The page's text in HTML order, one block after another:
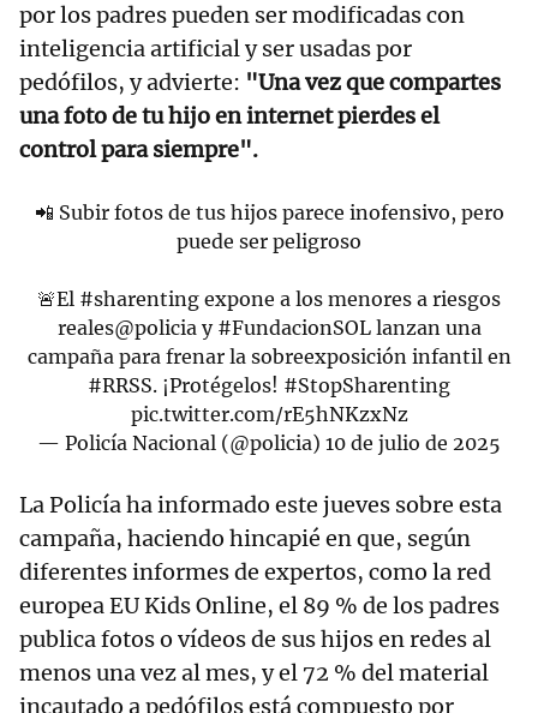
por los padres pueden ser modificadas con
inteligencia artificial y ser usadas por
pedófilos, y advierte: "Una vez que compartes
una foto de tu hijo en internet pierdes el
control para siempre".
📲 Subir fotos de tus hijos parece inofensivo, pero
puede ser peligroso
🚨El #sharenting expone a los menores a riesgos
reales@policiay #FundacionSOLlanzan una
campaña para frenar la sobreexposición infantil en
#RRSS. ¡Protégelos! #StopSharenting
pic.twitter.com/rE5hNKzxNz
— Policía Nacional (@policia) 10 de julio de 2025
La Policía ha informado este jueves sobre esta
campaña, haciendo hincapié en que, según
diferentes informes de expertos, como la red
europea EU Kids Online, el 89 % de los padres
publica fotos o vídeos de sus hijos en redes al
menos una vez al mes, y el 72 % del material
incautado a pedófilos está compuesto por